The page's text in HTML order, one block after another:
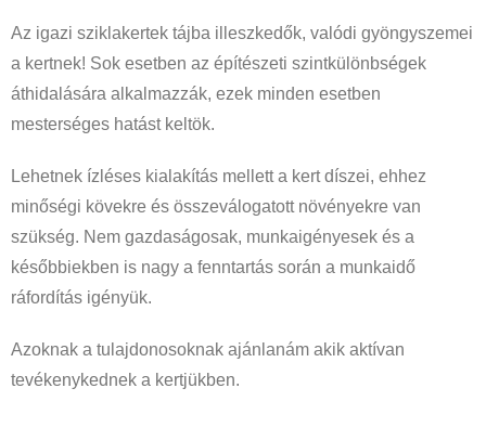
Az igazi sziklakertek tájba illeszkedők, valódi gyöngyszemei
a kertnek! Sok esetben az építészeti szintkülönbségek
áthidalására alkalmazzák, ezek minden esetben
mesterséges hatást keltök.
Lehetnek ízléses kialakítás mellett a kert díszei, ehhez
minőségi kövekre és összeválogatott növényekre van
szükség. Nem gazdaságosak, munkaigényesek és a
későbbiekben is nagy a fenntartás során a munkaidő
ráfordítás igényük.
Azoknak a tulajdonosoknak ajánlanám akik aktívan
tevékenykednek a kertjükben.